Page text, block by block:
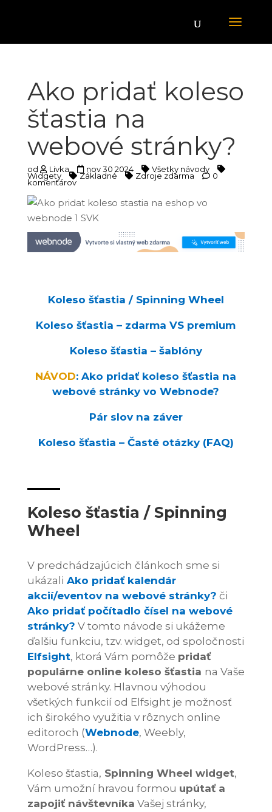
Ako pridať koleso
šťastia na
webové stránky?
od Livka nov 30 2024 Všetky návody
Widgety Základné Zdroje zdarma 0
komentárov
Koleso šťastia / Spinning Wheel
Koleso šťastia – zdarma VS premium
Koleso šťastia – šablóny
NÁVOD: Ako pridať koleso šťastia na
webové stránky vo Webnode?
Pár slov na záver
Koleso šťastia – Časté otázky (FAQ)
Koleso šťastia / Spinning
Wheel
V predchádzajúcich článkoch sme si
ukázali Ako pridať kalendár
akcií/eventov na webové stránky? či
Ako pridať počítadlo čísel na webové
stránky? V tomto návode si ukážeme
ďalšiu funkciu, tzv. widget, od spoločnosti
Elfsight, ktorá Vám pomôže pridať
populárne online koleso šťastia na Vaše
webové stránky. Hlavnou výhodou
všetkých funkcií od Elfsight je možnosť
ich širokého využitia v rôznych online
editoroch (Webnode, Weebly,
WordPress…).
Koleso šťastia, Spinning Wheel widget,
Vám umožní hravou formou upútať a
zapojiť návštevníka Vašej stránky,